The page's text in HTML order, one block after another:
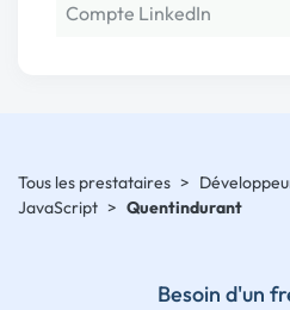
Compte LinkedIn
Tous les prestataires >
JavaScript > Quentindurant
Besoin d'un